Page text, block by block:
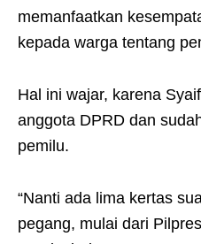
memanfaatkan
kepada warga tentang
Hal ini wajar, karena
anggota DPRD dan
pemilu.
“Nanti ada lima kertas
pegang, mulai dari